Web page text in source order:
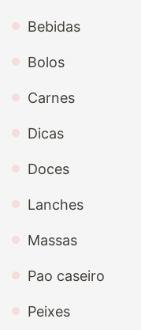
Bebidas
Bolos
Carnes
Dicas
Doces
Lanches
Massas
Pao caseiro
Peixes